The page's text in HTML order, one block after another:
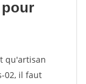
qu'artisan
02, il faut